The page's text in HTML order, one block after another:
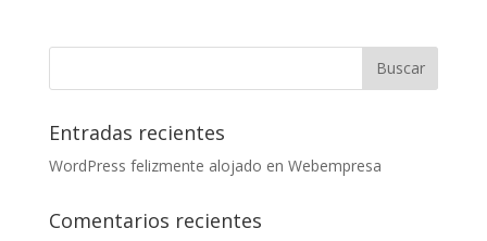
Entradas recientes
WordPress felizmente alojado en Webempresa
Comentarios recientes